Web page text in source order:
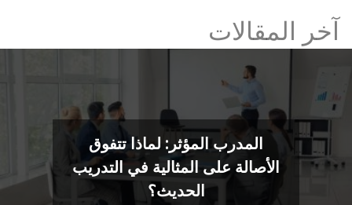
آخر المقالات
المدرب المؤثر: لماذا تتفوق
الأصالة على المثالية في التدريب
الحديث؟